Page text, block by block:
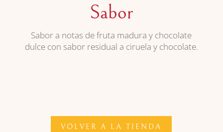
Sabor
Sabor a notas de fruta madura y chocolate
dulce con sabor residual a ciruela y chocolate.
VOLVER A LA TIENDA